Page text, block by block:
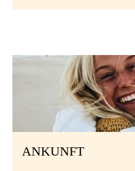
ANKUNFT